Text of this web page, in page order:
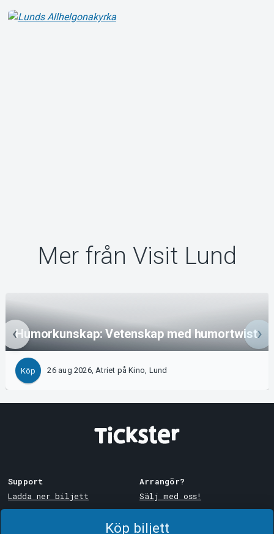
Köp biljett
Mer från Visit Lund
Humorkunskap: Vetenskap med humortwist
Köp 26 aug 2026, Atriet på Kino, Lund
Support
Ladda ner biljett
Arrangör?
Sälj med oss!